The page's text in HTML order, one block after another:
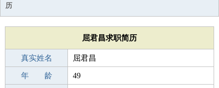
历
屈君昌求职简历
真实姓名 屈君昌
性 别 男
年 龄 49